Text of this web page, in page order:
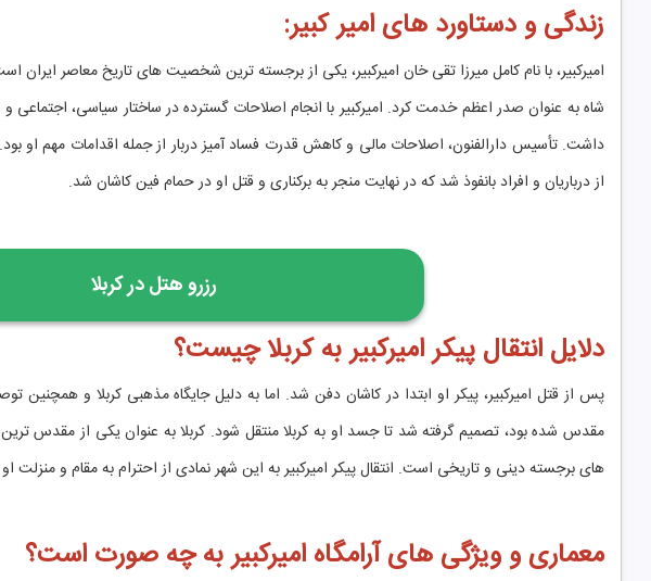
زندگی و دستاورد های امیر کبیر:
امیرکبیر، با نام کامل میرزا تقی خان امیرکبیر، یکی از برجسته ‌ترین شخصیت‌ های تاریخ معاصر ایران
شاه به عنوان صدر اعظم خدمت کرد. امیرکبیر با انجام اصلاحات گسترده در ساختار سیاسی،
داشت. تأسیس دارالفنون، اصلاحات مالی و کاهش قدرت فساد آمیز دربار از جمله اقدامات مهم او
از درباریان و افراد بانفوذ شد که در نهایت منجر به برکناری و قتل او در حمام فین کاشان شد.
رزرو هتل در کربلا
دلایل انتقال پیکر امیرکبیر به کربلا چیست؟
پس از قتل امیرکبیر، پیکر او ابتدا در کاشان دفن شد. اما به دلیل جایگاه مذهبی کربلا و همچنین
مقدس شده بود، تصمیم گرفته شد تا جسد او به کربلا منتقل شود. کربلا به عنوان یکی از مقدس
‌های برجسته دینی و تاریخی است. انتقال پیکر امیرکبیر به این شهر نمادی از احترام به مقام و منزلت
معماری و ویژگی ‌های آرامگاه امیرکبیر به چه صورت است؟